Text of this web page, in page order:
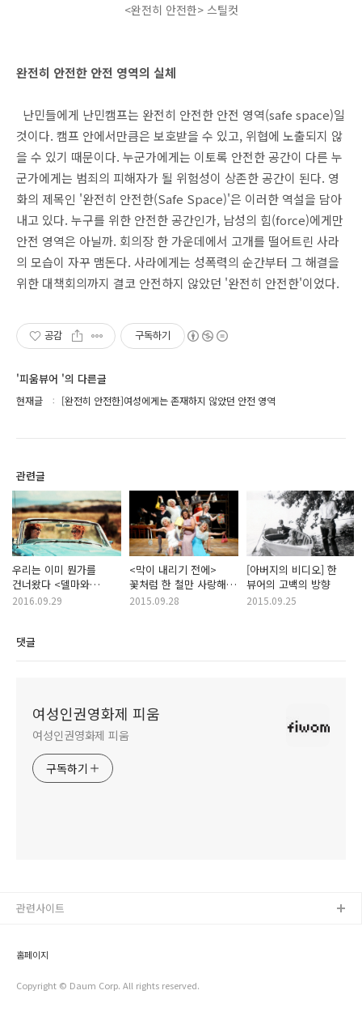
<완전히 안전한> 스틸컷
완전히 안전한 안전 영역의 실체
난민들에게 난민캠프는 완전히 안전한 안전 영역(safe space)일
것이다. 캠프 안에서만큼은 보호받을 수 있고, 위협에 노출되지 않
을 수 있기 때문이다. 누군가에게는 이토록 안전한 공간이 다른 누
군가에게는 범죄의 피해자가 될 위험성이 상존한 공간이 된다. 영
화의 제목인 '완전히 안전한(Safe Space)'은 이러한 역설을 담아
내고 있다. 누구를 위한 안전한 공간인가, 남성의 힘(force)에게만
안전 영역은 아닐까. 회의장 한 가운데에서 고개를 떨어트린 사라
의 모습이 자꾸 맴돈다. 사라에게는 성폭력의 순간부터 그 해결을
위한 대책회의까지 결코 안전하지 않았던 '완전히 안전한'이었다.
공감 구독하기
'피움뷰어 '의 다른글
현재글 [완전히 안전한]여성에게는 존재하지 않았던 안전 영역
관련글
우리는 이미 뭔가를
건너왔다 <델마와
루이스>
2016.09.29
<막이 내리기 전에>
꽃처럼 한 철만 사랑해
줄 건가요
2015.09.28
[아버지의 비디오] 한
뷰어의 고백의 방향
2015.09.25
댓글
여성인권영화제 피움
여성인권영화제 피움
구독하기
홈페이지
Copyright © Daum Corp. All rights reserved.
관련사이트